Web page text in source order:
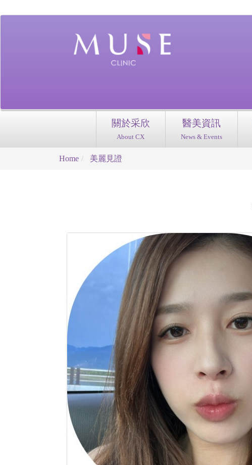
關於采欣
About CX
醫美資訊
News & Events
Home 美麗見證